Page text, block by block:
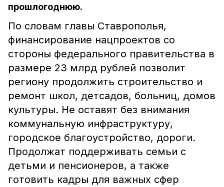
прошлогоднюю.
По словам главы Ставрополья,
финансирование нацпроектов со
стороны федерального правительства в
размере 23 млрд рублей позволит
региону продолжить строительство и
ремонт школ, детсадов, больниц, домов
культуры. Не оставят без внимания
коммунальную инфраструктуру,
городское благоустройство, дороги.
Продолжат поддерживать семьи с
детьми и пенсионеров, а также
готовить кадры для важных сфер